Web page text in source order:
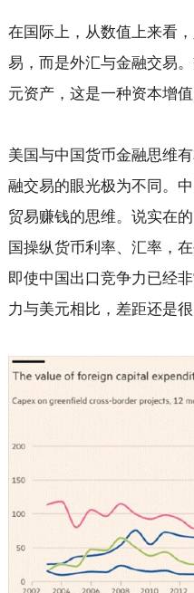
在国际上，从数值上来看
易，而是外汇与金融交易
元资产，这是一种资本增值
美国与中国货币金融思维
融交易的眼光极为不同。
贸易赚钱的思维。说实在
国操纵货币利率、汇率，
即使中国出口竞争力已经
力与美元相比，差距还是很